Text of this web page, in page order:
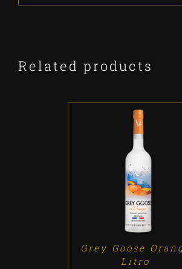
Related products
ADD TO CART /
Grey Goose
Litro